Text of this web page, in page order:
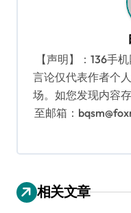
【声明】：136手
言论仅代表作者个
场。如您发现内容
至邮箱：
相关文章